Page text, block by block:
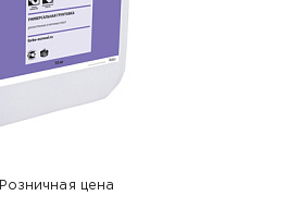
Розничная цена